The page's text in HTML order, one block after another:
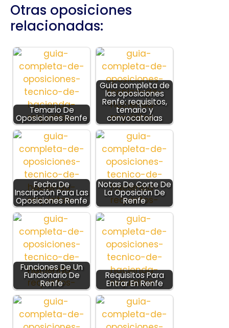
Otras oposiciones
relacionadas:
Temario De
Oposiciones Renfe
Guía completa de
las oposiciones
Renfe: requisitos,
temario y
convocatorias
Fecha De
Inscripción Para Las
Oposiciones Renfe
Notas De Corte De
La Oposición De
Renfe
Funciones De Un
Funcionario De
Renfe
Requisitos Para
Entrar En Renfe